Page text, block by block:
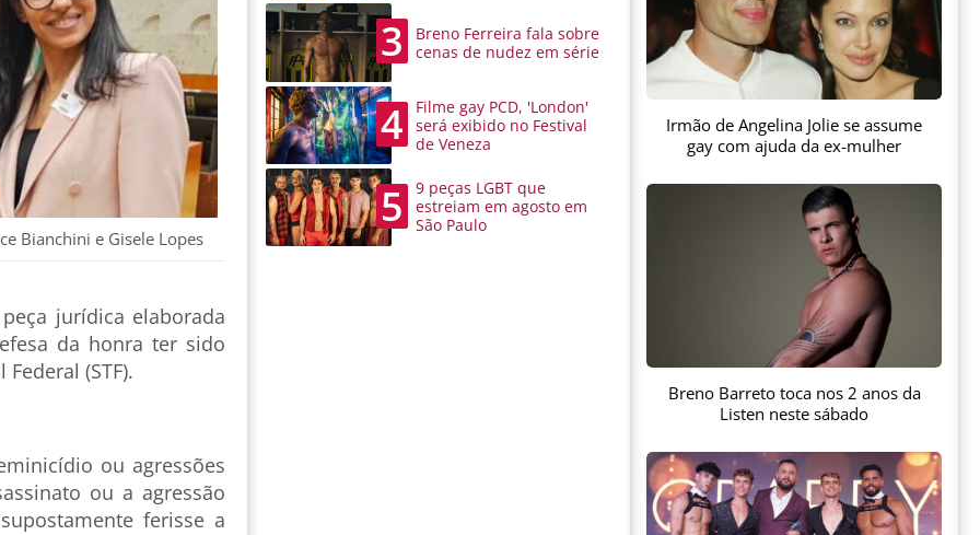
Bianchini e Gisele Lopes
jurídica elaborada
da honra ter sido
(STF).
ou agressões
ou a agressão
ferisse a
3
Breno Ferreira fala sobre
cenas de nudez em série
4
Filme gay PCD, 'London'
será exibido no Festival
de Veneza
5
9 peças LGBT que
estreiam em agosto em
São Paulo
Irmão de Angelina Jolie se assume
gay com ajuda da ex-mulher
Breno Barreto toca nos 2 anos da
Listen neste sábado